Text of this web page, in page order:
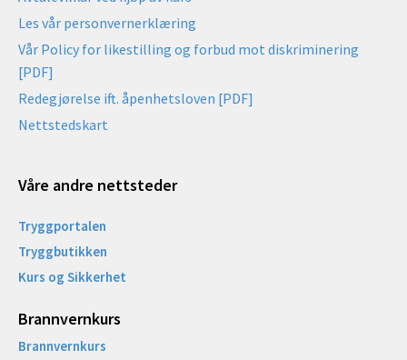
Les vår personvernerklæring
Vår Policy for likestilling og forbud mot diskriminering
[PDF]
Redegjørelse ift. åpenhetsloven [PDF]
Nettstedskart
Våre andre nettsteder
Tryggportalen
Tryggbutikken
Kurs og Sikkerhet
Brannvernkurs
Brannvernkurs